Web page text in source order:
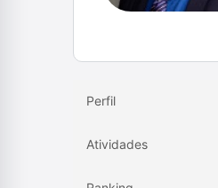
Perfil
Atividades